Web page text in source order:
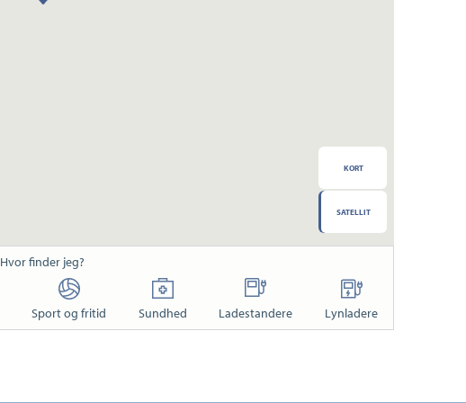
KORT
SATELLIT
Hvor finder jeg?
Sport og fritid Sundhed Ladestandere Lynladere